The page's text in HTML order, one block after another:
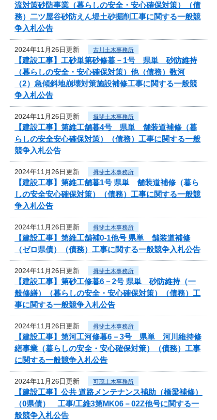
流対策砂防事業（暮らしの安全・安心確保対策）（債
務）二ツ屋谷砂防えん堤土砂掘削工事に関する一般競
争入札公告
2024年11月26日更新 古川土木事務所
【建設工事】工砂単第砂修暮－1号 県単 砂防維持
（暮らしの安全・安心確保対策）他（債務）数河
（2）急傾斜地崩壊対策施設補修工事に関する一般競
争入札公告
2024年11月26日更新 揖斐土木事務所
【建設工事】第維工舗暮4号 県単 舗装道補修（暮
らしの安全安心確保対策）（債務）工事に関する一般
競争入札公告
2024年11月26日更新 揖斐土木事務所
【建設工事】第維工舗暮1号 県単 舗装道補修（暮ら
しの安全安心確保対策）（債務）工事に関する一般競
争入札公告
2024年11月26日更新 揖斐土木事務所
【建設工事】第維工舗補0-1他号 県単 舗装道補修
（ゼロ県債）（債務）工事に関する一般競争入札公告
2024年11月26日更新 揖斐土木事務所
【建設工事】第砂工修暮6－2号 県単 砂防維持（一
般修繕）（暮らしの安全・安心確保対策）（債務）工
事に関する一般競争入札公告
2024年11月26日更新 揖斐土木事務所
【建設工事】第河工河修暮6－3号 県単 河川維持修
繕事業（暮らしの安全・安心確保対策）（債務）工事
に関する一般競争入札公告
2024年11月26日更新 可茂土木事務所
【建設工事】公共 道路メンテナンス補助（橋梁補修）
（0県債） 工事/工維3第MK06－02Z他号に関する一
般競争入札公告